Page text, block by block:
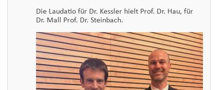
Die Laudatio für Dr. Kessler hielt Prof. Dr. Hau, für
Dr. Mall Prof. Dr. Steinbach.